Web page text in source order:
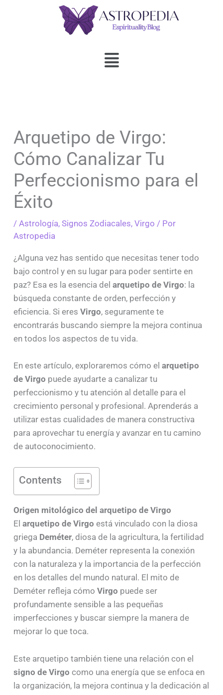
Menú
Arquetipo de Virgo:
Cómo Canalizar Tu
Perfeccionismo para el
Éxito
/ Astrología, Signos Zodiacales, Virgo / Por
Astropedia
¿Alguna vez has sentido que necesitas tener todo
bajo control y en su lugar para poder sentirte en
paz? Esa es la esencia del arquetipo de Virgo: la
búsqueda constante de orden, perfección y
eficiencia. Si eres Virgo, seguramente te
encontrarás buscando siempre la mejora continua
en todos los aspectos de tu vida.
En este artículo, exploraremos cómo el arquetipo
de Virgo puede ayudarte a canalizar tu
perfeccionismo y tu atención al detalle para el
crecimiento personal y profesional. Aprenderás a
utilizar estas cualidades de manera constructiva
para aprovechar tu energía y avanzar en tu camino
de autoconocimiento.
Contents
Origen mitológico del arquetipo de Virgo
El arquetipo de Virgo está vinculado con la diosa
griega Deméter, diosa de la agricultura, la fertilidad
y la abundancia. Deméter representa la conexión
con la naturaleza y la importancia de la perfección
en los detalles del mundo natural. El mito de
Deméter refleja cómo Virgo puede ser
profundamente sensible a las pequeñas
imperfecciones y buscar siempre la manera de
mejorar lo que toca.
Este arquetipo también tiene una relación con el
signo de Virgo como una energía que se enfoca en
la organización, la mejora continua y la dedicación al